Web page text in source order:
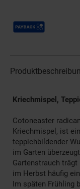
Payback Punkte
Kriechmispel,
Cotoneaster
Kriechmispel, ist
teppichbildender
im Garten
Gartenstrauch trägt
im Herbst häufig
Im späten Frühling